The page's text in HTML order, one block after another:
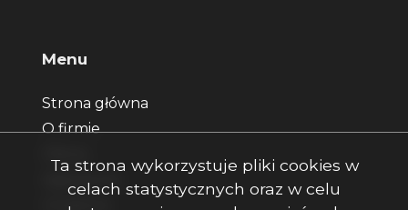
Menu
Strona główna
O firmie
Zgłoszenia
Ulubione
Ta strona wykorzystuje pliki cookies w
celach statystycznych oraz w celu